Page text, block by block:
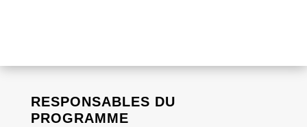
RESPONSABLES DU
PROGRAMME